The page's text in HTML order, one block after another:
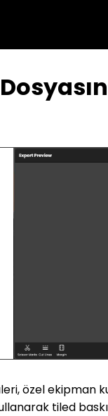
özel ekipman
tiled